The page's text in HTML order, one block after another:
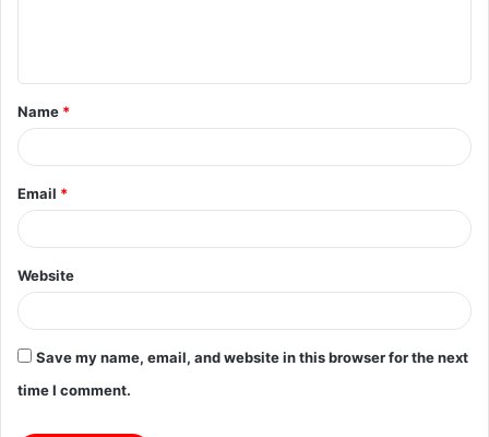
t
*
Name *
Email *
Website
Save my name, email, and website in this browser for the next
time I comment.